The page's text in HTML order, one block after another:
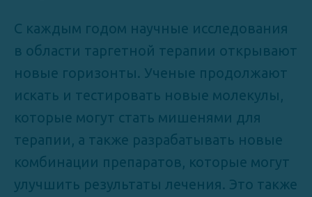
С каждым годом научные исследования
в области таргетной терапии открывают
новые горизонты. Ученые продолжают
искать и тестировать новые молекулы,
которые могут стать мишенями для
терапии, а также разрабатывать новые
комбинации препаратов, которые могут
улучшить результаты лечения. Это также